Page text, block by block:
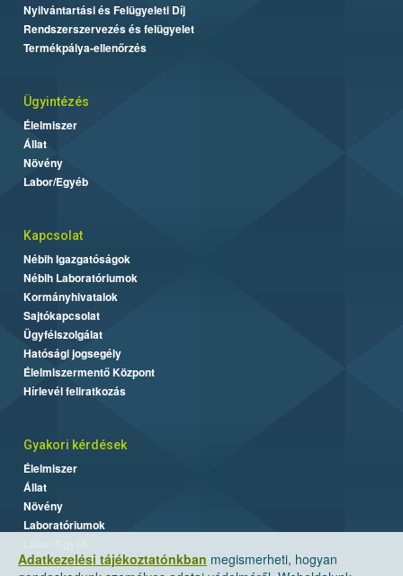
Adatkezelési tájékoztatónkban megismerheti, hogyan
Nyilvántartási és Felügyeleti Díj
Rendszerszervezés és felügyelet
Termékpálya-ellenőrzés
Ügyintézés
Élelmiszer
Állat
Növény
Labor/Egyéb
Kapcsolat
Nébih Igazgatóságok
Nébih Laboratóriumok
Kormányhivatalok
Sajtókapcsolat
Ügyfélszolgálat
Hatósági jogsegély
Élelmiszermentő Központ
Hírlevél feliratkozás
Gyakori kérdések
Élelmiszer
Állat
Növény
Laboratóriumok